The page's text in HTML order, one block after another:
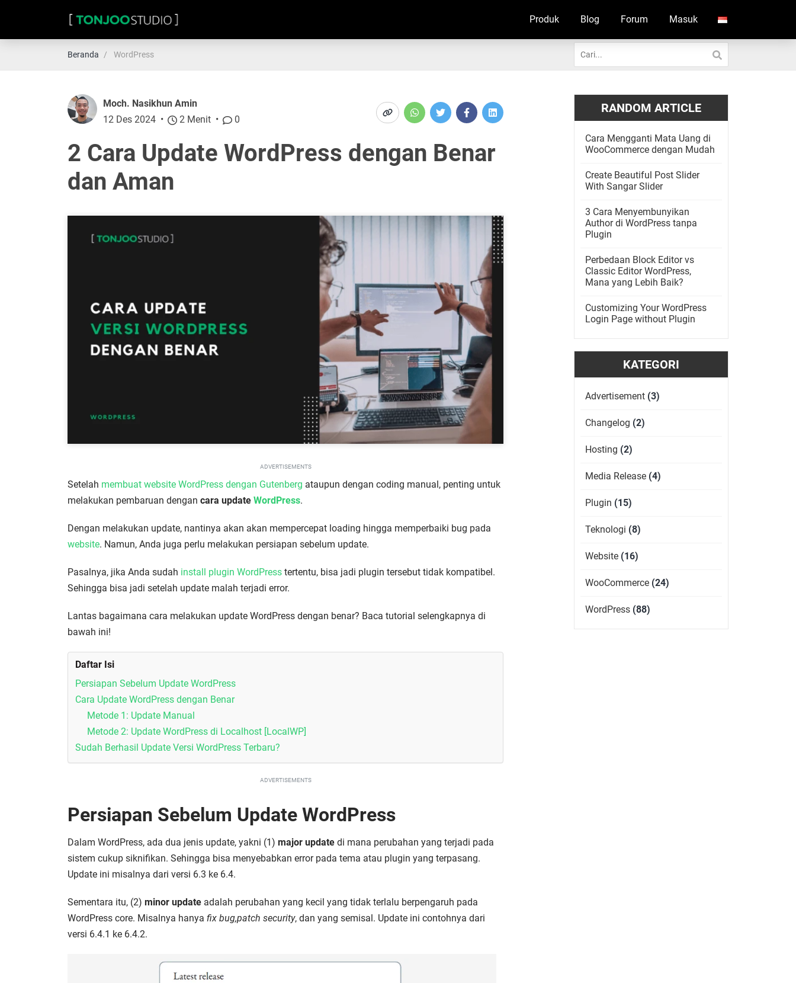
Produk Blog Forum Masuk
Beranda WordPress
2 Cara Update WordPress dengan Benar
dan Aman
Moch. Nasikhun Amin
12 Des 2024
2 Menit 0
ADVERTISEMENTS
Setelah membuat website WordPress dengan Gutenberg ataupun dengan coding manual, penting untuk
melakukan pembaruan dengan cara update WordPress.
Dengan melakukan update, nantinya akan akan mempercepat loading hingga memperbaiki bug pada
website. Namun, Anda juga perlu melakukan persiapan sebelum update.
Pasalnya, jika Anda sudah install plugin WordPress tertentu, bisa jadi plugin tersebut tidak kompatibel.
Sehingga bisa jadi setelah update malah terjadi error.
Lantas bagaimana cara melakukan update WordPress dengan benar? Baca tutorial selengkapnya di
bawah ini!
Daftar Isi
Persiapan Sebelum Update WordPress
Cara Update WordPress dengan Benar
Metode 1: Update Manual
Metode 2: Update WordPress di Localhost [LocalWP]
Sudah Berhasil Update Versi WordPress Terbaru?
ADVERTISEMENTS
Persiapan Sebelum Update WordPress
Dalam WordPress, ada dua jenis update, yakni (1) major update di mana perubahan yang terjadi pada
sistem cukup siknifikan. Sehingga bisa menyebabkan error pada tema atau plugin yang terpasang.
Update ini misalnya dari versi 6.3 ke 6.4.
Sementara itu, (2) minor update adalah perubahan yang kecil yang tidak terlalu berpengaruh pada
WordPress core. Misalnya hanya fix bug,patch security, dan yang semisal. Update ini contohnya dari
versi 6.4.1 ke 6.4.2.
RANDOM ARTICLE
Cara Mengganti Mata Uang di
WooCommerce dengan Mudah
Create Beautiful Post Slider
With Sangar Slider
3 Cara Menyembunyikan
Author di WordPress tanpa
Plugin
Perbedaan Block Editor vs
Classic Editor WordPress,
Mana yang Lebih Baik?
Customizing Your WordPress
Login Page without Plugin
KATEGORI
Advertisement (3)
Changelog (2)
Hosting (2)
Media Release (4)
Plugin (15)
Teknologi (8)
Website (16)
WooCommerce (24)
WordPress (88)